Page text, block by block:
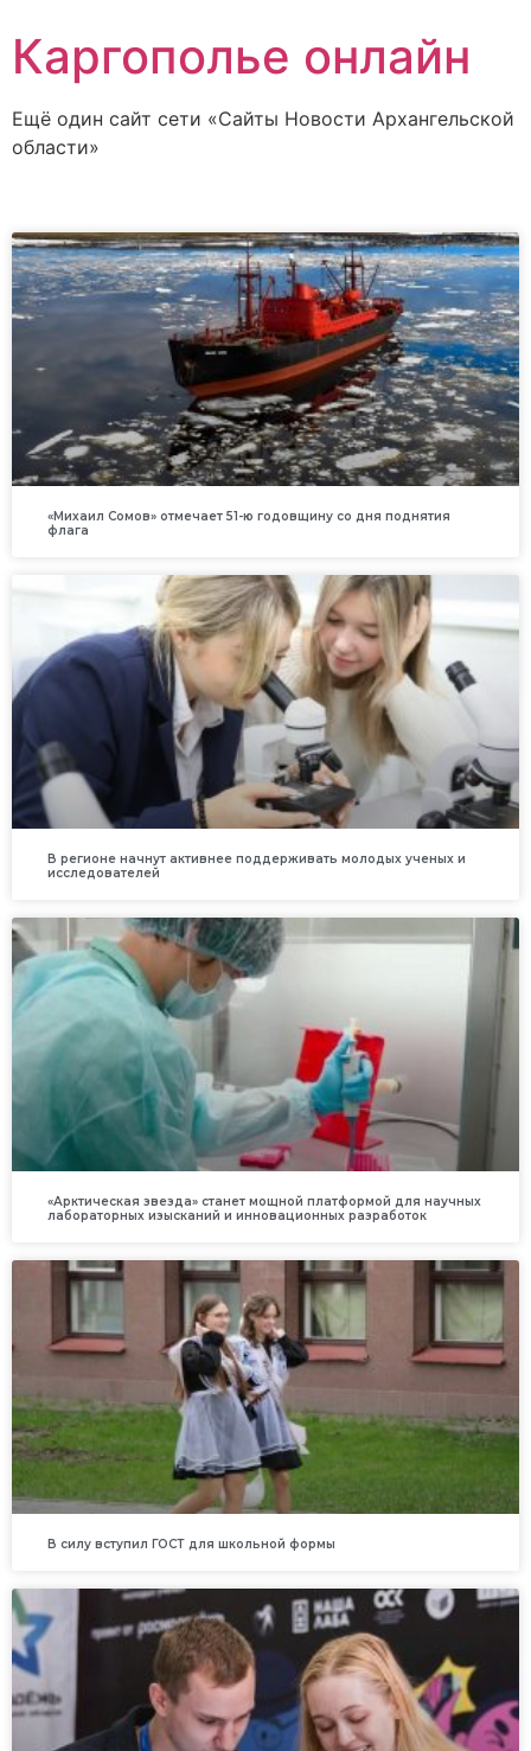
Каргополье онлайн
Ещё один сайт сети «Сайты Новости Архангельской
области»
«Михаил Сомов» отмечает 51-ю годовщину со дня поднятия
флага
В регионе начнут активнее поддерживать молодых ученых и
исследователей
«Арктическая звезда» станет мощной платформой для научных
лабораторных изысканий и инновационных разработок
В силу вступил ГОСТ для школьной формы